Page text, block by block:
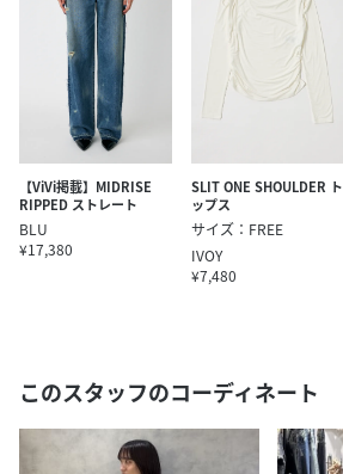
【ViVi掲載】MIDRISE
RIPPED ストレート
BLU
¥17,380
SLIT ONE SHOULDER ト
ップス
サイズ：FREE
IVOY
¥7,480
このスタッフのコーディネート